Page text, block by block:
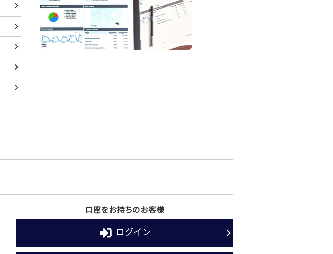
口座をお持ちのお客様
ログイン